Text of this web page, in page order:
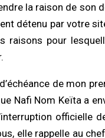
la raison de son
détenu par votre
raisons pour
de mon
Nafi Nom Keïta a
officielle
elle rappelle au